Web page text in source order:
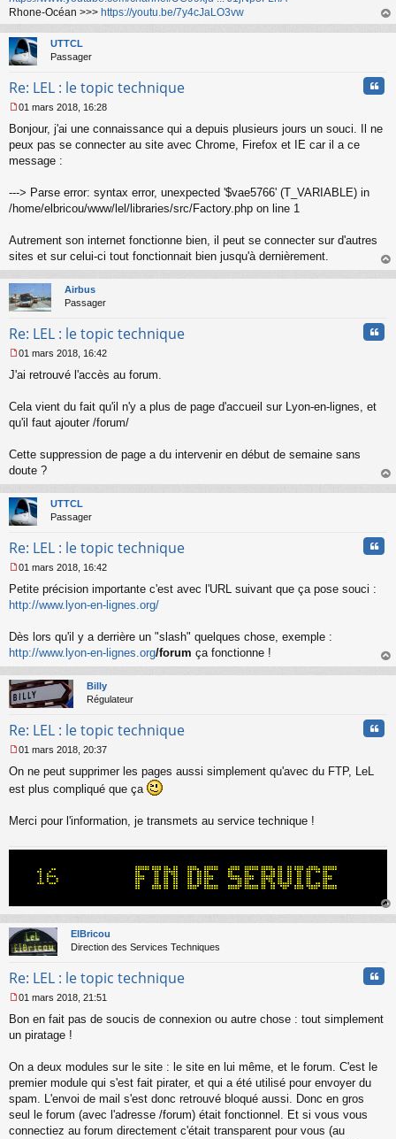
e
n
o
n
l
Rhone-Océan >>> https://youtu.be/7y4cJaLO3vw
au
UTTCL
Passager
Re: LEL : le topic technique
e
s
s
e
n
n
u
01 mars 2018, 16:28
Bonjour, j'ai une connaissance qui a depuis plusieurs jours un souci. Il ne
peux pas se connecter au site avec Chrome, Firefox et IE car il a ce
message :
---> Parse error: syntax error, unexpected '$vae5766' (T_VARIABLE) in
/home/elbricou/www/lel/libraries/src/Factory.php on line 1
Autrement son internet fonctionne bien, il peut se connecter sur d'autres
sites et sur celui-ci tout fonctionnait bien jusqu'à dernièrement.
au
Airbus
Passager
Re: LEL : le topic technique
e
s
a
g
n
o
n
l
u
01 mars 2018, 16:42
J'ai retrouvé l'accès au forum.
Cela vient du fait qu'il n'y a plus de page d'accueil sur Lyon-en-lignes, et
qu'il faut ajouter /forum/
Cette suppression de page a du intervenir en début de semaine sans
doute ?
au
UTTCL
Passager
Re: LEL : le topic technique
e
s
a
g
e
n
o
n
l
01 mars 2018, 16:42
Petite précision importante c'est avec l'URL suivant que ça pose souci :
http://www.lyon-en-lignes.org/
Dès lors qu'il y a derrière un "slash" quelques chose, exemple :
http://www.lyon-en-lignes.org/forum ça fonctionne !
au
Billy
Régulateur
Re: LEL : le topic technique
e
s
g
n
u
01 mars 2018, 20:37
On ne peut supprimer les pages aussi simplement qu'avec du FTP, LeL
est plus compliqué que ça
Merci pour l'information, je transmets au service technique !
au
ElBricou
Direction des Services Techniques
Re: LEL : le topic technique
e
s
g
e
n
o
n
01 mars 2018, 21:51
Bon en fait pas de soucis de connexion ou autre chose : tout simplement
un piratage !
On a deux modules sur le site : le site en lui même, et le forum. C'est le
premier module qui s'est fait pirater, et qui a été utilisé pour envoyer du
spam. L'envoi de mail s'est donc retrouvé bloqué aussi. Donc en gros
seul le forum (avec l'adresse /forum) était fonctionnel. Et si vous vous
connectiez au forum directement c'était transparent pour vous (au